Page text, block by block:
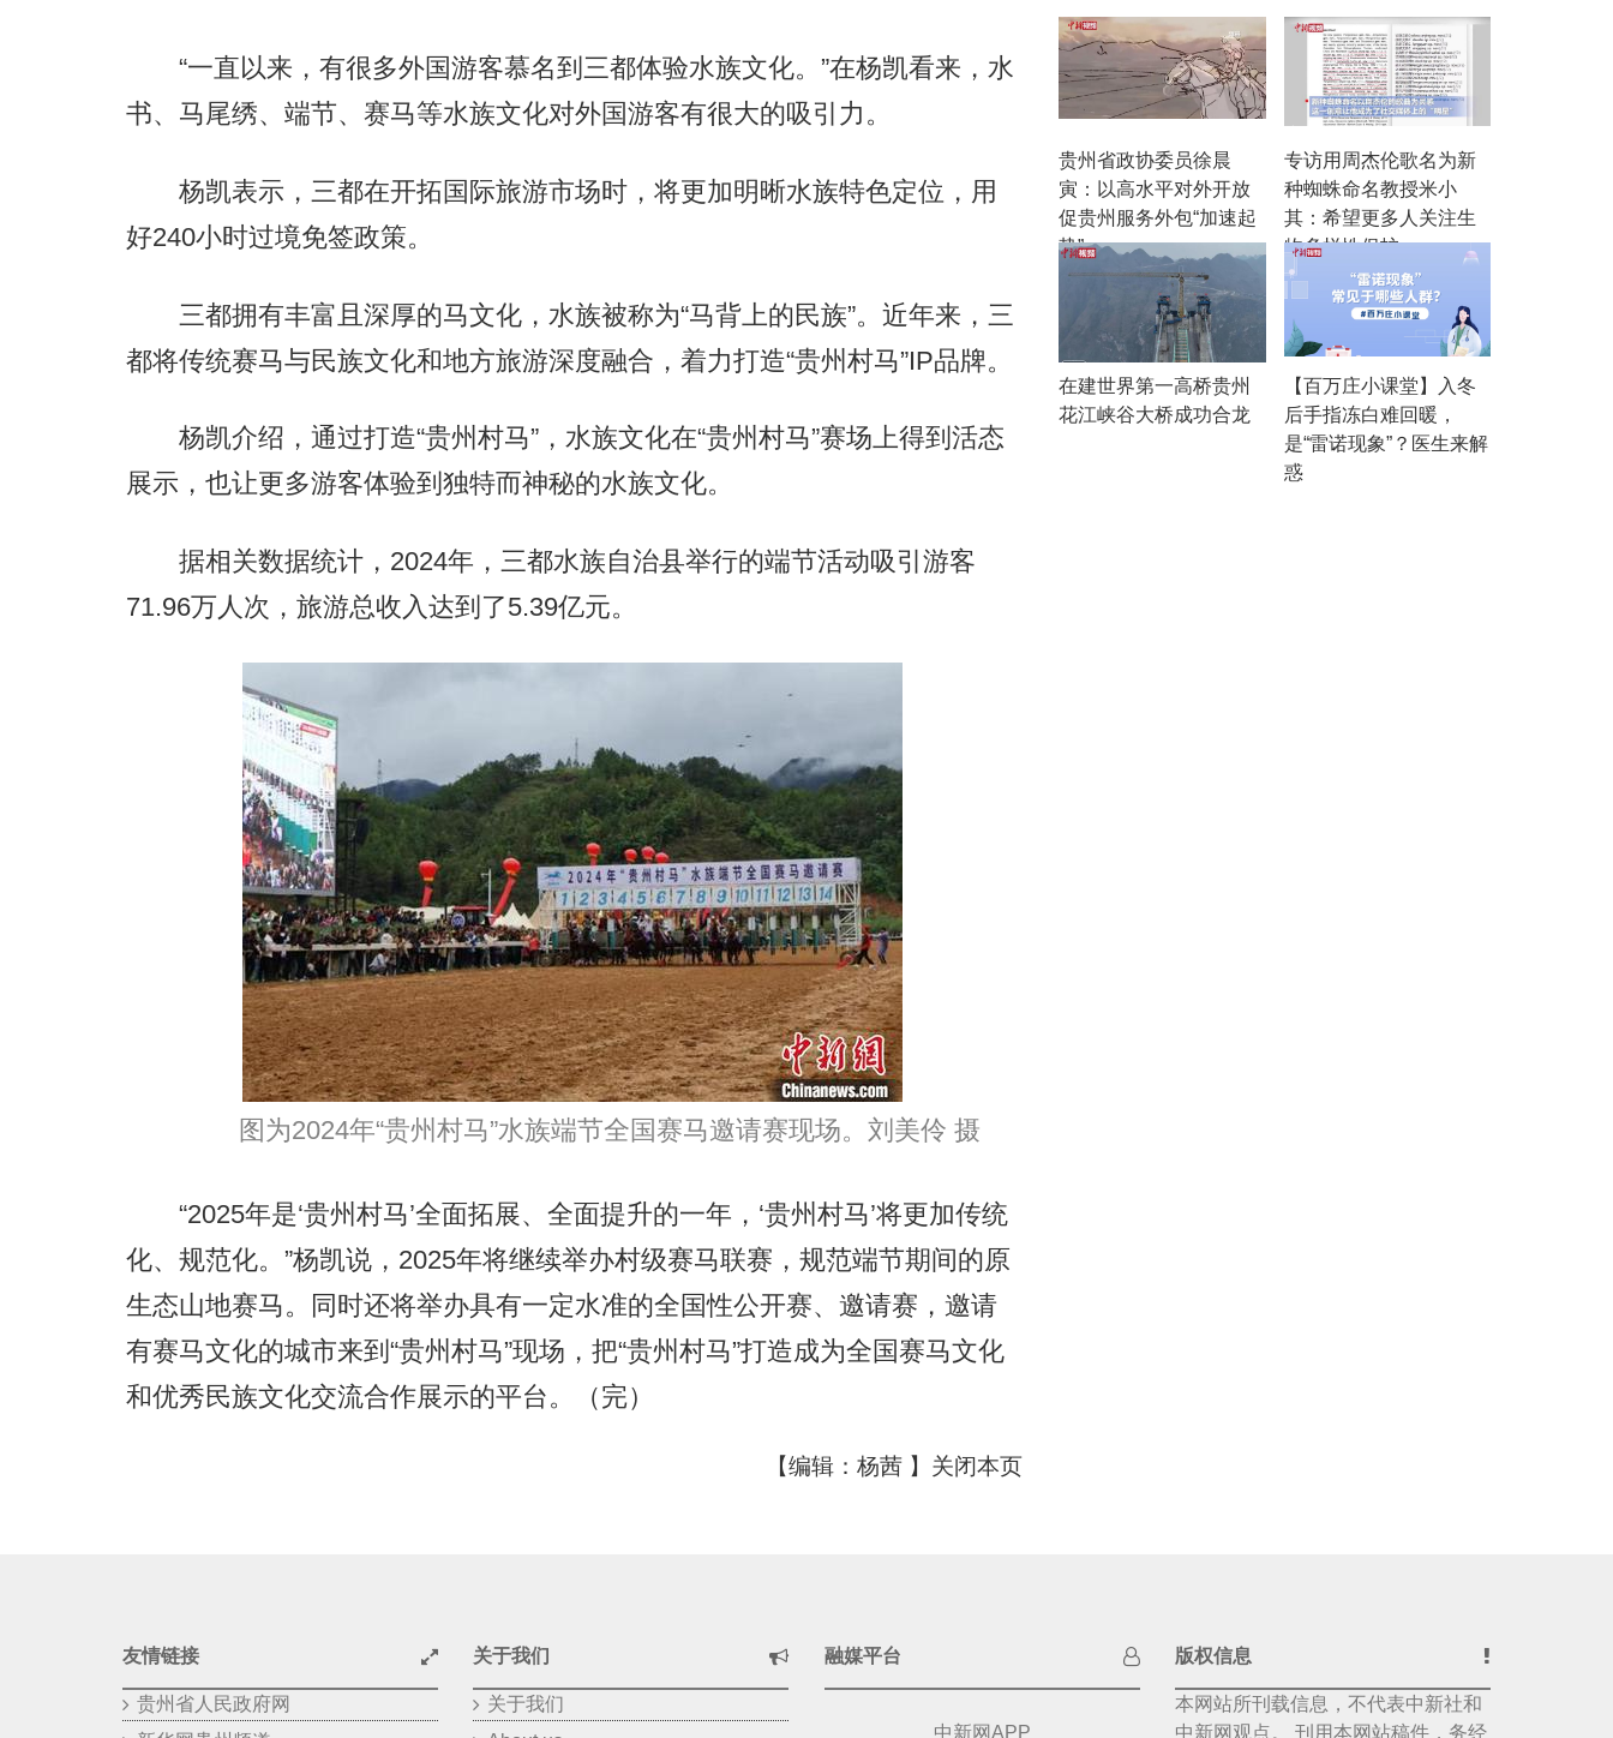
“一直以来，有很多外国游客慕名到三都体验水族文化。”在杨凯看来，水
书、马尾绣、端节、赛马等水族文化对外国游客有很大的吸引力。
杨凯表示，三都在开拓国际旅游市场时，将更加明晰水族特色定位，用
好240小时过境免签政策。
三都拥有丰富且深厚的马文化，水族被称为“马背上的民族”。近年来，三
都将传统赛马与民族文化和地方旅游深度融合，着力打造“贵州村马”IP品牌。
杨凯介绍，通过打造“贵州村马”，水族文化在“贵州村马”赛场上得到活态
展示，也让更多游客体验到独特而神秘的水族文化。
据相关数据统计，2024年，三都水族自治县举行的端节活动吸引游客
71.96万人次，旅游总收入达到了5.39亿元。
图为2024年“贵州村马”水族端节全国赛马邀请赛现场。刘美伶 摄
“2025年是‘贵州村马’全面拓展、全面提升的一年，‘贵州村马’将更加传统
化、规范化。”杨凯说，2025年将继续举办村级赛马联赛，规范端节期间的原
生态山地赛马。同时还将举办具有一定水准的全国性公开赛、邀请赛，邀请
有赛马文化的城市来到“贵州村马”现场，把“贵州村马”打造成为全国赛马文化
和优秀民族文化交流合作展示的平台。（完）
【编辑：杨茜 】 关闭本页
贵州省政协委员徐晨
寅：以高水平对外开放
促贵州服务外包“加速起
势”
专访用周杰伦歌名为新
种蜘蛛命名教授米小
其：希望更多人关注生
物多样性保护
在建世界第一高桥贵州
花江峡谷大桥成功合龙
【百万庄小课堂】入冬
后手指冻白难回暖，
是“雷诺现象”？医生来解
惑
友情链接
贵州省人民政府网
关于我们
关于我们
融媒平台
中新网APP
版权信息
本网站所刊载信息，不代表中新社和
中新网观点。 刊用本网站稿件，务经